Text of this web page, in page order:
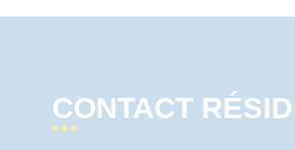
CONTACT